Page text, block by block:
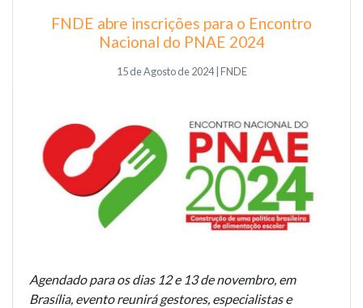
FNDE abre inscrições para o Encontro
Nacional do PNAE 2024
15 de Agosto de 2024 | FNDE
Agendado para os dias 12 e 13 de novembro, em
Brasília, evento reunirá gestores, especialistas e